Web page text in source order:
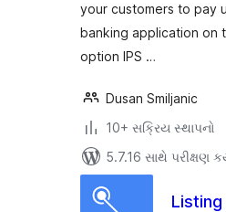
your customers to pay
banking application on
option IPS …
Dusan Smiljanic
10+ સક્રિય સ્થાપનો
5.7.16 સાથે પરીક્ષણ